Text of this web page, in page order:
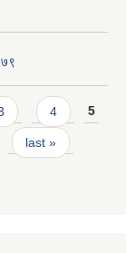
4 5
last »